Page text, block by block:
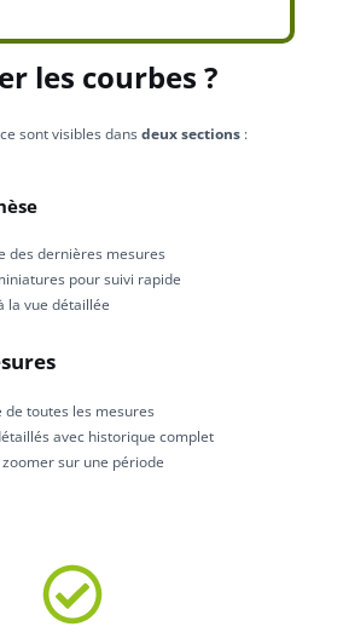
les courbes ?
sont visibles dans deux sections :
des dernières mesures
pour suivi rapide
la vue détaillée
de toutes les mesures
avec historique complet
sur une période